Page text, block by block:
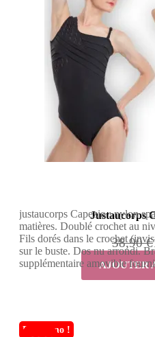
Justaucorps
justaucorps Capezio : nylon
matières. Doublé crochet au
Fils dorés dans le crochet
sur le buste. Dos nu arrondi.
supplémentaire amovible
38,90 €
AJOUTER
En promo !